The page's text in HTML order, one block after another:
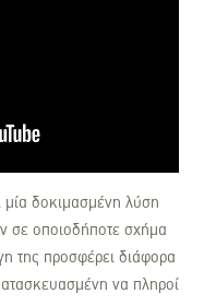
μία δοκιμασμένη λύση
σε οποιοδήποτε σχήμα
της προσφέρει διάφορα
να πληροί